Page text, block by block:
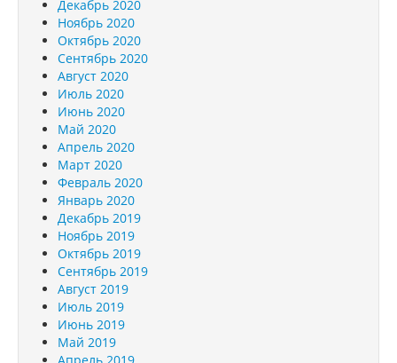
Декабрь 2020
Ноябрь 2020
Октябрь 2020
Сентябрь 2020
Август 2020
Июль 2020
Июнь 2020
Май 2020
Апрель 2020
Март 2020
Февраль 2020
Январь 2020
Декабрь 2019
Ноябрь 2019
Октябрь 2019
Сентябрь 2019
Август 2019
Июль 2019
Июнь 2019
Май 2019